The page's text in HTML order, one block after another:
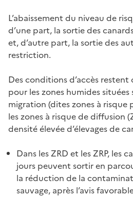
L’abaissement du niveau de
d’une part, la sortie des
et, d’autre part, la sortie des
restriction.
Des conditions d’accès
pour les zones humides
migration (dites zones à risque
les zones à risque de diffusion
densité élevée d’élevages de
Dans les ZRD et les ZRP, les
jours peuvent sortir en
la réduction de la
sauvage, après l’avis